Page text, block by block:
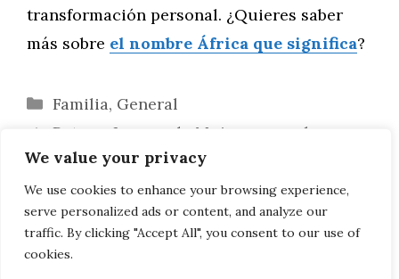
We value your privacy
We use cookies to enhance your browsing experience,
serve personalized ads or content, and analyze our
traffic. By clicking "Accept All", you consent to our use of
cookies.
transformación personal. ¿Quieres saber
más sobre el nombre África que significa?
Categorías
Familia, General
Retos y Logros de Mujeres con el
Nombre «África» en Deportes Extremos
África y la Psicología del Desarrollo: Un
Estudio Comparativo